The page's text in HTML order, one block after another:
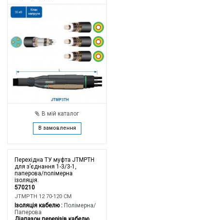
В мій каталог
В замовлення
Перехідна ТУ муфта JTMPTH
для з’єднання 1-3/3-1,
паперова/полімерна
ізоляція.
570210
JTMPTH 12 70-120 CM
Ізоляція кабелю
Полімерна/
Паперова